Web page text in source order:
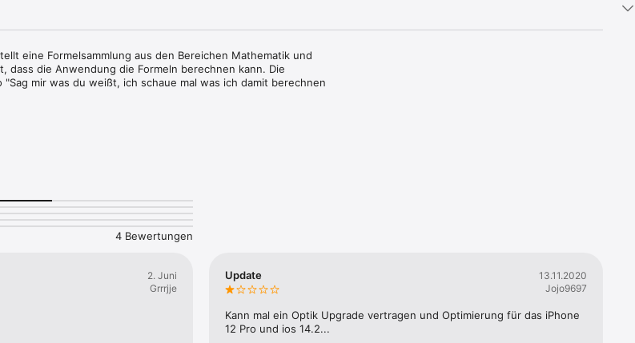
eine Formelsammlung aus den Bereichen Mathematik und
dass die Anwendung die Formeln berechnen kann. Die
mir was du weißt, ich schaue mal was ich damit berechnen
4 Bewertungen
2. Juni
Grrrjje
Update
13.11.2020
Jojo9697
Kann mal ein Optik Upgrade vertragen und Optimierung für das iPhone
12 Pro und ios 14.2...